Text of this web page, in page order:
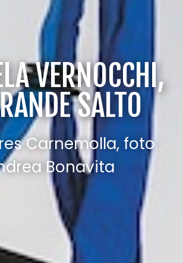
VERNOCCHI,
SALTO
Carnemolla, foto
Bonavita